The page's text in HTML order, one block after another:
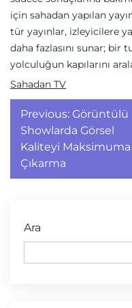
için sahadan yapılan
tür yayınlar, izleyicilere
daha fazlasını sunar; bir
yolculuğun kapılarını
Sahadan TV
Yazı
gezinmesi
Previous: Görüntülü
Showlarda Görsel
Kaliteyi Maksimuma
Çıkarma
Ara